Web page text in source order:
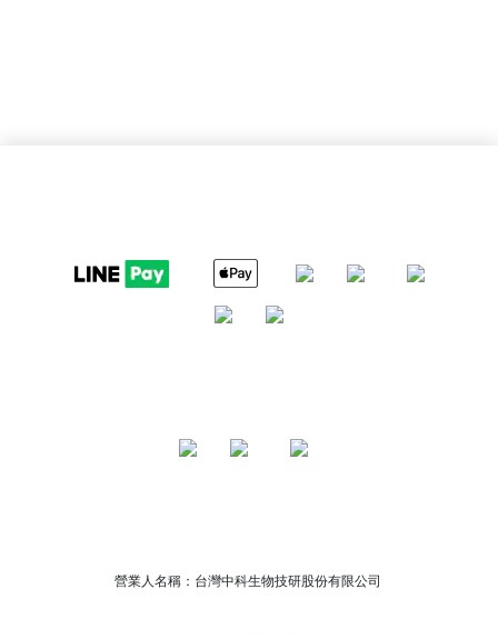
營業人名稱：台灣中科生物技研股份有限公司